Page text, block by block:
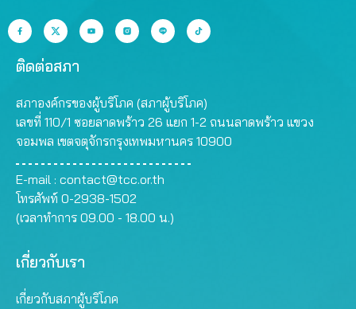
ติดต่อสภา
สภาองค์กรของผู้บริโภค (สภาผู้บริโภค)
เลขที่ 110/1 ซอยลาดพร้าว 26 แยก 1-2 ถนนลาดพร้าว แขวง
จอมพล เขตจตุจักรกรุงเทพมหานคร 10900
E-mail : contact@tcc.or.th
โทรศัพท์ 0-2938-1502
(เวลาทำการ 09.00 - 18.00 น.)
เกี่ยวกับเรา
เกี่ยวกับสภาผู้บริโภค